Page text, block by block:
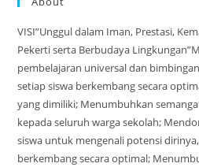
VISI”Unggul dalam Iman, Prestasi,
Pekerti serta Berbudaya
pembelajaran universal dan
setiap siswa berkembang secara
yang dimiliki; Menumbuhkan
kepada seluruh warga sekolah;
siswa untuk mengenali potensi
berkembang secara optimal;